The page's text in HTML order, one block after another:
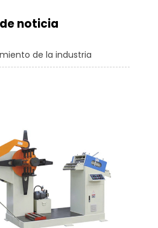
noticia
de la industria